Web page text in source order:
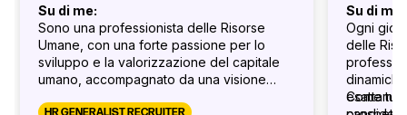
Su di me:
Sono una professionista delle Risorse
Umane, con una forte passione per lo
sviluppo e la valorizzazione del capitale
umano, accompagnato da una visione
Su di me:
Ogni
delle
Come